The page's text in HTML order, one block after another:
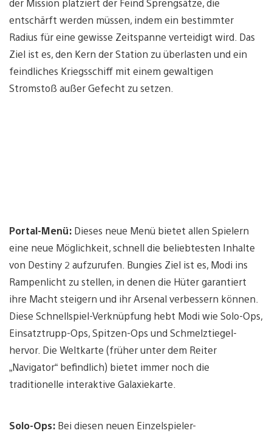
entschärft werden müssen, indem ein bestimmter
Radius für eine gewisse Zeitspanne verteidigt wird. Das
Ziel ist es, den Kern der Station zu überlasten und ein
feindliches Kriegsschiff mit einem gewaltigen
Stromstoß außer Gefecht zu setzen.
Portal-Menü: Dieses neue Menü bietet allen Spielern
eine neue Möglichkeit, schnell die beliebtesten Inhalte
von Destiny 2 aufzurufen. Bungies Ziel ist es, Modi ins
Rampenlicht zu stellen, in denen die Hüter garantiert
ihre Macht steigern und ihr Arsenal verbessern können.
Diese Schnellspiel-Verknüpfung hebt Modi wie Solo-Ops,
Einsatztrupp-Ops, Spitzen-Ops und Schmelztiegel-
hervor. Die Weltkarte (früher unter dem Reiter
„Navigator“ befindlich) bietet immer noch die
traditionelle interaktive Galaxiekarte.
Solo-Ops: Bei diesen neuen Einzelspieler-